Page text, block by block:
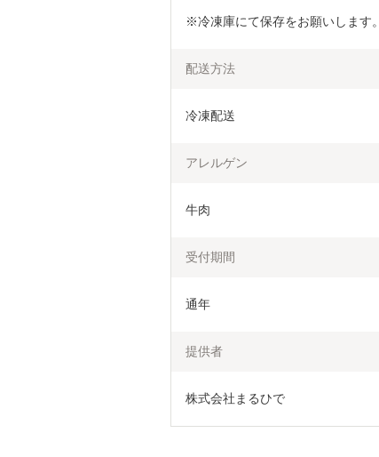
※冷凍庫にて保存をお願いします。
配送方法
冷凍配送
アレルゲン
牛肉
受付期間
通年
提供者
株式会社まるひで